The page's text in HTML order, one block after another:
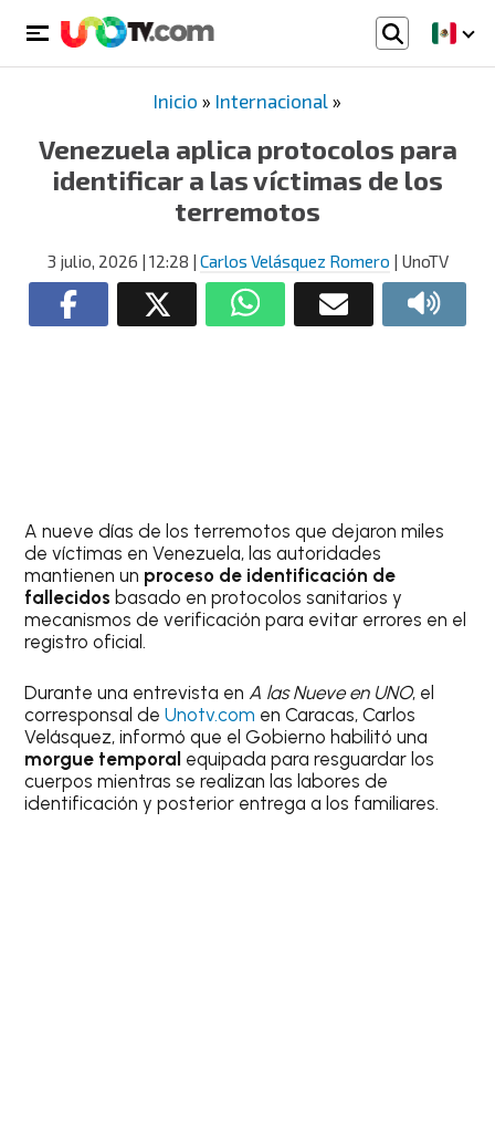
Inicio » Internacional »
Venezuela aplica protocolos para
identificar a las víctimas de los
terremotos
3 julio, 2026 | 12:28 | Carlos Velásquez Romero | UnoTV
A nueve días de los terremotos que dejaron miles
de víctimas en Venezuela, las autoridades
mantienen un proceso de identificación de
fallecidos basado en protocolos sanitarios y
mecanismos de verificación para evitar errores en el
registro oficial.
Durante una entrevista en A las Nueve en UNO, el
corresponsal deUnotv.com en Caracas, Carlos
Velásquez, informó que el Gobierno habilitó una
morgue temporal equipada para resguardar los
cuerpos mientras se realizan las labores de
identificación y posterior entrega a los familiares.